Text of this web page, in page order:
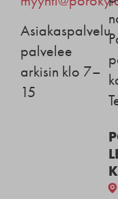
Asiakaspalvelu
palvelee
arkisin klo 7–
15